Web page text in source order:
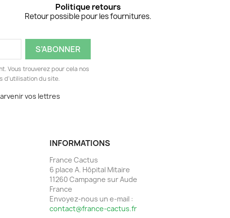
Politique retours
Retour possible pour les fournitures.
Vous trouverez pour cela nos
d'utilisation du site.
vos lettres
INFORMATIONS
France Cactus
6 place A. Hôpital Mitaire
11260 Campagne sur Aude
France
Envoyez-nous un e-mail :
contact@france-cactus.fr